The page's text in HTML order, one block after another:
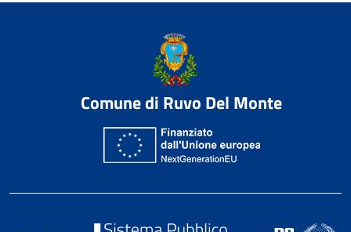
Comune di Ruvo Del Monte